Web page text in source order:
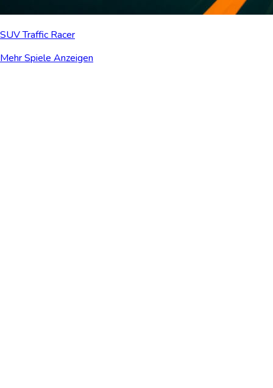
SUV Traffic Racer
Mehr Spiele Anzeigen